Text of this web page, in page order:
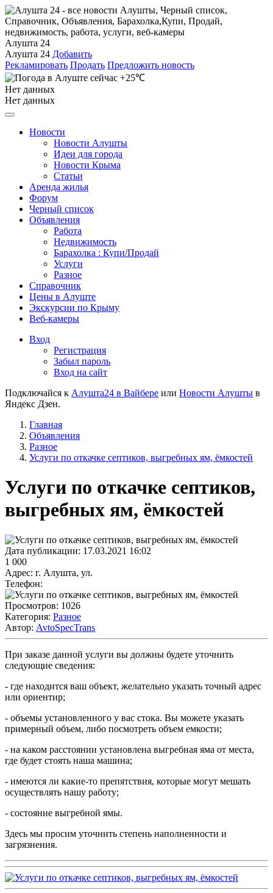
Алушта 24
Алушта 24 Добавить
Рекламировать Продать Предложить новость
+25℃
Нет данных
Нет данных
Новости
Новости Алушты
Идеи для города
Новости Крыма
Статьи
Аренда жилья
Форум
Черный список
Объявления
Работа
Недвижимость
Барахолка : Купи/Продай
Услуги
Разное
Справочник
Цены в Алуште
Экскурсии по Крыму
Веб-камеры
Вход
Регистрация
Забыл пароль
Вход на сайт
Подключайся к Алушта24 в Вайбере или Новости Алушты в
Яндекс Дзен.
Главная
Объявления
Разное
Услуги по откачке септиков, выгребных ям, ёмкостей
Услуги по откачке септиков,
выгребных ям, ёмкостей
Дата публикации: 17.03.2021 16:02
1 000
Адрес: г. Алушта, ул.
Телефон:
Просмотров: 1026
Категория: Разное
Автор: AvtoSpecTrans
При заказе данной услуги вы должны будете уточнить
следующие сведения:
- где находится ваш объект, желательно указать точный адрес
или ориентир;
- объемы установленного у вас стока. Вы можете указать
примерный объем, либо посмотреть объем емкости;
- на каком расстоянии установлена выгребная яма от места,
где будет стоять наша машина;
- имеются ли какие-то препятствия, которые могут мешать
осуществлять нашу работу;
- состояние выгребной ямы.
Здесь мы просим уточнить степень наполненности и
загрязнения.